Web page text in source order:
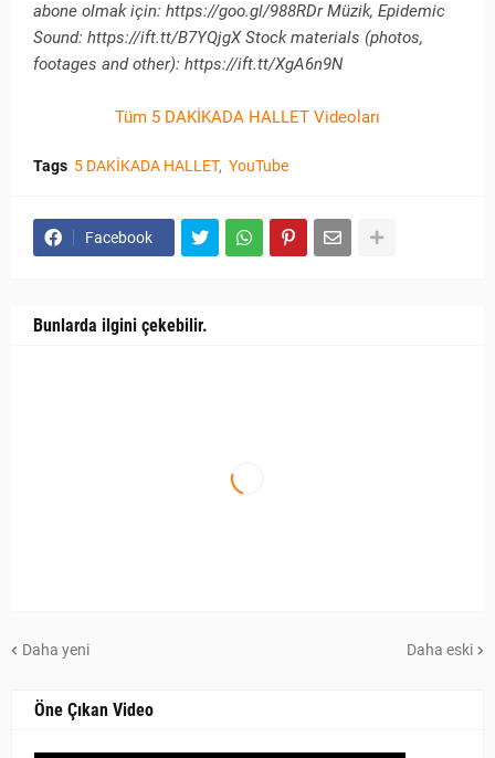
abone olmak için: https://goo.gl/988RDr Müzik, Epidemic
Sound: https://ift.tt/B7YQjgX Stock materials (photos,
footages and other): https://ift.tt/XgA6n9N
Tüm 5 DAKİKADA HALLET Videoları
Tags 5 DAKİKADA HALLET YouTube
Facebook
Bunlarda ilgini çekebilir.
Daha yeni Daha eski
Öne Çıkan Video